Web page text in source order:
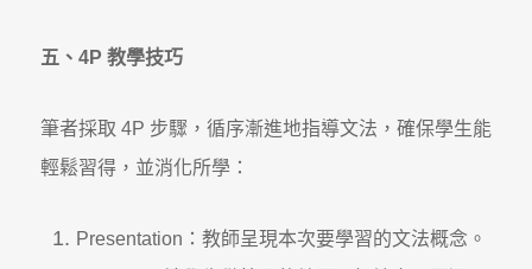
五、4P 教學技巧
筆者採取 4P 步驟，循序漸進地指導文法，確保學生能
輕鬆習得，並消化所學：
Presentation：教師呈現本次要學習的文法概念。